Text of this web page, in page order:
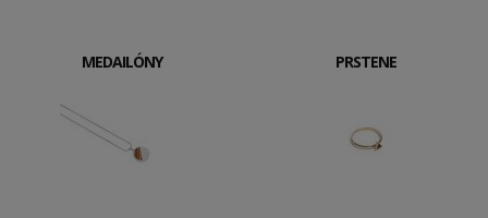
MEDAILÓNY PRSTENE